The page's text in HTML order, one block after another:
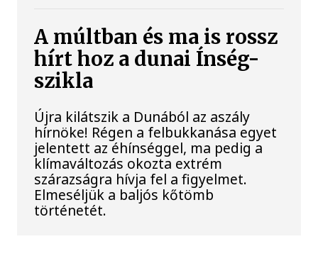
A múltban és ma is rossz
hírt hoz a dunai Ínség-
szikla
Újra kilátszik a Dunából az aszály
hírnöke! Régen a felbukkanása egyet
jelentett az éhínséggel, ma pedig a
klímaváltozás okozta extrém
szárazságra hívja fel a figyelmet.
Elmeséljük a baljós kőtömb
történetét.